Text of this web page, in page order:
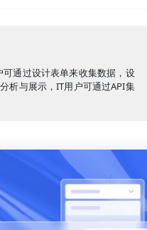
通过设计表单来收集数据，设
析与展示，IT用户可通过API集